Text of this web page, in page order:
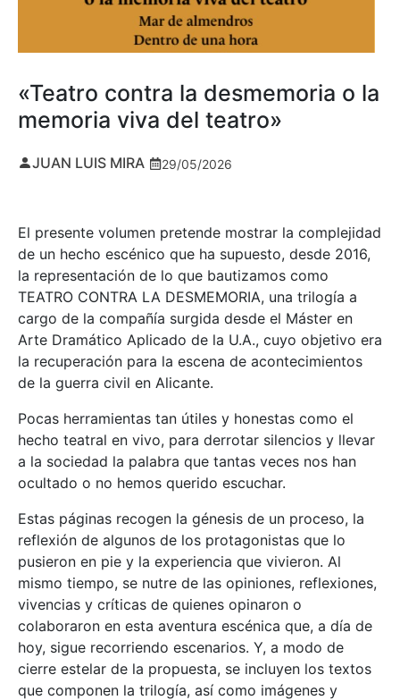
«Teatro contra la desmemoria o la
memoria viva del teatro»
JUAN LUIS MIRA 29/05/2026
El presente volumen pretende mostrar la complejidad
de un hecho escénico que ha supuesto, desde 2016,
la representación de lo que bautizamos como
TEATRO CONTRA LA DESMEMORIA, una trilogía a
cargo de la compañía surgida desde el Máster en
Arte Dramático Aplicado de la U.A., cuyo objetivo era
la recuperación para la escena de acontecimientos
de la guerra civil en Alicante.
Pocas herramientas tan útiles y honestas como el
hecho teatral en vivo, para derrotar silencios y llevar
a la sociedad la palabra que tantas veces nos han
ocultado o no hemos querido escuchar.
Estas páginas recogen la génesis de un proceso, la
reflexión de algunos de los protagonistas que lo
pusieron en pie y la experiencia que vivieron. Al
mismo tiempo, se nutre de las opiniones, reflexiones,
vivencias y críticas de quienes opinaron o
colaboraron en esta aventura escénica que, a día de
hoy, sigue recorriendo escenarios. Y, a modo de
cierre estelar de la propuesta, se incluyen los textos
que componen la trilogía, así como imágenes y